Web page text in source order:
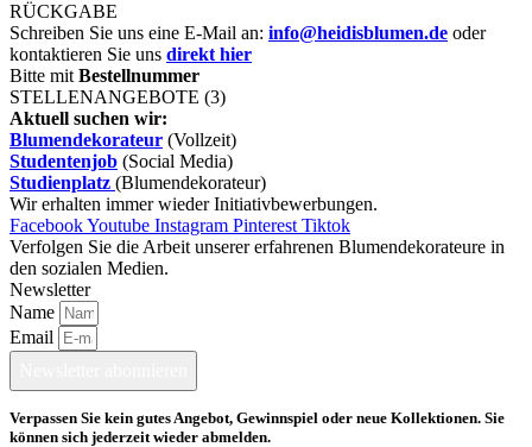
RÜCKGABE
Schreiben Sie uns eine E-Mail an: info@heidisblumen.de oder
kontaktieren Sie uns direkt hier
Bitte mit Bestellnummer
STELLENANGEBOTE (3)
Aktuell suchen wir:
Blumendekorateur (Vollzeit)
Studentenjob (Social Media)
Studienplatz (Blumendekorateur)
Wir erhalten immer wieder Initiativbewerbungen.
FacebookYoutube Instagram Pinterest Tiktok
Verfolgen Sie die Arbeit unserer erfahrenen Blumendekorateure in
den sozialen Medien.
Newsletter
Name
Email
Verpassen Sie kein gutes Angebot, Gewinnspiel oder neue Kollektionen. Sie
können sich jederzeit wieder abmelden.